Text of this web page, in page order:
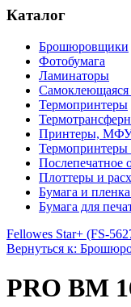
Каталог
Брошюровщики
Фотобумага
Ламинаторы
Самоклеющаяся
Термопринтеры
Принтеры, МФУ
Послепечатное
Плоттеры и
Бумага и
Бумага для
Fellowes Star+ (FS-
Вернуться к:
PRO BM